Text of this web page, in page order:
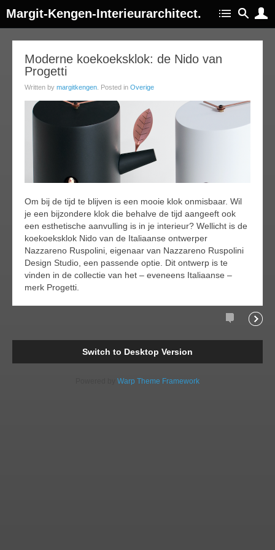
Margit-Kengen-Interieurarchitect.
Moderne koekoeksklok: de Nido van
Progetti
Written by margitkengen . Posted in Overige
Om bij de tijd te blijven is een mooie klok onmisbaar. Wil
je een bijzondere klok die behalve de tijd aangeeft ook
een esthetische aanvulling is in je interieur? Wellicht is de
koekoeksklok Nido van de Italiaanse ontwerper
Nazzareno Ruspolini, eigenaar van Nazzareno Ruspolini
Design Studio, een passende optie. Dit ontwerp is te
vinden in de collectie van het – eveneens Italiaanse –
merk Progetti.
Comments
Switch to Desktop Version
Warp Theme Framework